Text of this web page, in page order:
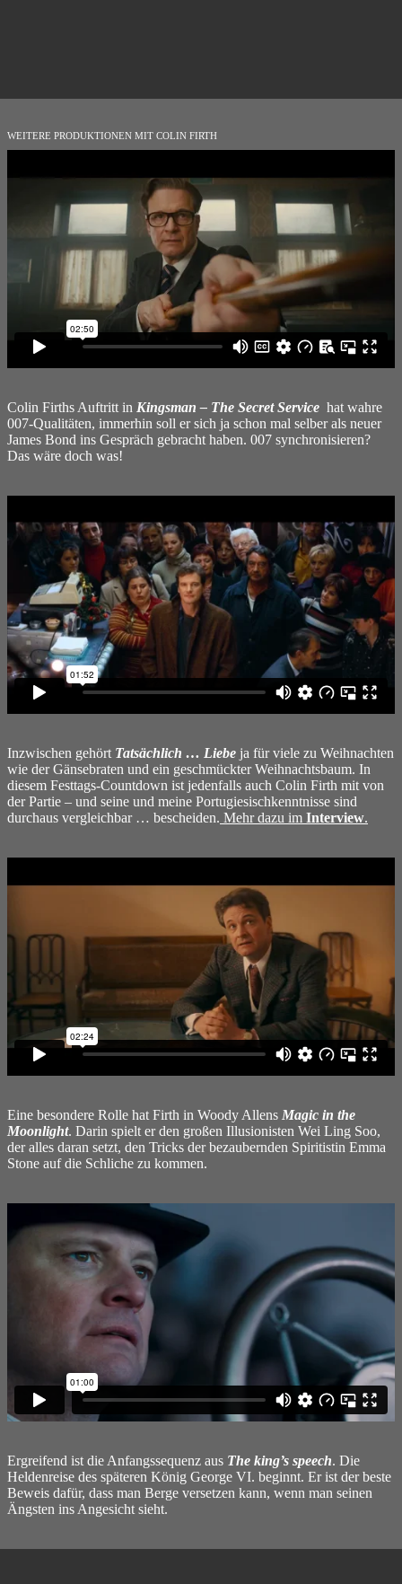
WEITERE PRODUKTIONEN MIT COLIN FIRTH
Colin Firths Auftritt in Kingsman – The Secret Service hat wahre
007-Qualitäten, immerhin soll er sich ja schon mal selber als neuer
James Bond ins Gespräch gebracht haben. 007 synchronisieren?
Das wäre doch was!
Inzwischen gehört Tatsächlich … Liebe ja für viele zu Weihnachten
wie der Gänsebraten und ein geschmückter Weihnachtsbaum. In
diesem Festtags-Countdown ist jedenfalls auch Colin Firth mit von
der Partie – und seine und meine Portugiesischkenntnisse sind
durchaus vergleichbar … bescheiden. Mehr dazu im Interview.
Eine besondere Rolle hat Firth in Woody Allens Magic in the
Moonlight. Darin spielt er den großen Illusionisten Wei Ling Soo,
der alles daran setzt, den Tricks der bezaubernden Spiritistin Emma
Stone auf die Schliche zu kommen.
Ergreifend ist die Anfangssequenz aus The king’s speech. Die
Heldenreise des späteren König George VI. beginnt. Er ist der beste
Beweis dafür, dass man Berge versetzen kann, wenn man seinen
Ängsten ins Angesicht sieht.